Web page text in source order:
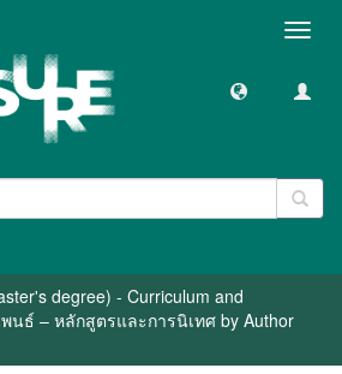
degree) - Curriculum and
นธ์ – หลักสูตรและการนิเทศ by Author